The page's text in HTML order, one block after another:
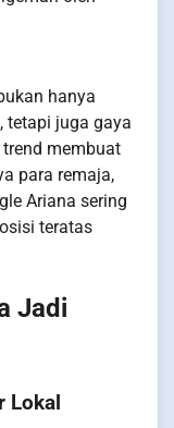
hanya
tetapi juga gaya
membuat
para remaja,
Ariana sering
teratas
Jadi
Lokal